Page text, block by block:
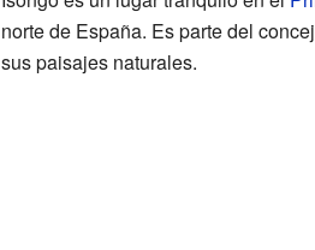
norte de España. Es parte del
sus paisajes naturales.